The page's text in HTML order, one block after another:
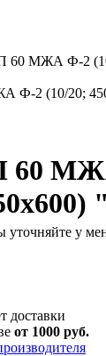
60 МЖА Ф-2
60
уточняйте у
доставки
от 1000 руб.